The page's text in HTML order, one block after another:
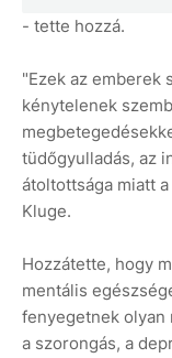
- tette hozzá.
"Ezek az emberek
kénytelenek
tüdőgyulladás, az
átoltottsága miatt
Kluge.
Hozzátette, hogy
mentális
fenyegetnek olyan
a szorongás, a